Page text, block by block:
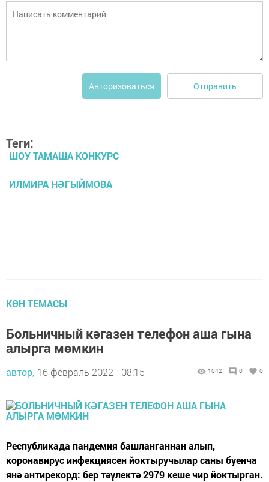
Авторизоваться Отправить
Теги:
ШОУ ТАМАША КОНКУРС
ИЛМИРА НӘГЫЙМОВА
КӨН ТЕМАСЫ
Больничный кәгазен телефон аша гына
алырга мөмкин
автор, 16 февраль 2022 - 08:15 1042 0 0
Республикада пандемия башланганнан алып,
коронавирус инфекциясен йоктыручылар саны буенча
янә антирекорд: бер тәүлектә 2979 кеше чир йоктырган.